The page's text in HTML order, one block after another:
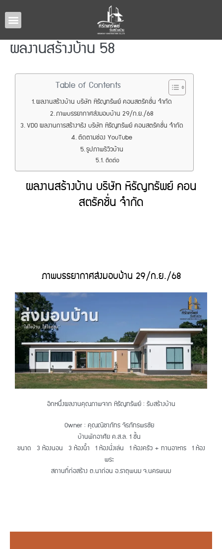
ผลงานสร้างบ้าน 58
Table of Contents
ผลงานสร้างบ้าน บริษัท หิรัญทรัพย์ คอนสตรัคชั่น จำกัด
ภาพบรรยากาศส่งมอบบ้าน 29/ก.ย./68
VDO ผลงานการสร้างจริง บริษัท หิรัญทรัพย์ คอนสตรัคชั่น จำกัด
ติดตามช่อง YouTube
รูปภาพรีวิวบ้าน
ติดต่อ
ผลงานสร้างบ้าน บริษัท หิรัญทรัพย์ คอน
สตรัคชั่น จำกัด
ภาพบรรยากาศส่งมอบบ้าน 29/ก.ย./68
อีกหนึ่งผลงานคุณภาพจาก หิรัญทรัพย์ : รับสร้างบ้าน
Owner : คุณณิชาภัทร จิรภัทรพรชัย
บ้านพักอาศัย ค.ส.ล. 1 ชั้น
ขนาด 3 ห้องนอน 3 ห้องน้ำ 1 ห้องนั่งเล่น 1 ห้องครัว + ทานอาหาร 1 ห้อง
พระ
สถานที่ก่อสร้าง ต.นาถ่อน อ.ธาตุพนม จ.นครพนม